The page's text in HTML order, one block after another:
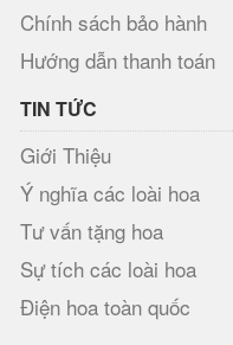
Chính sách bảo hành
Hướng dẫn thanh toán
TIN TỨC
Giới Thiệu
Ý nghĩa các loài hoa
Tư vấn tặng hoa
Sự tích các loài hoa
Điện hoa toàn quốc